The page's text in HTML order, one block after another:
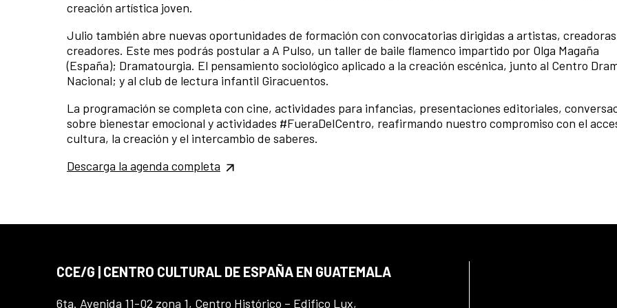
creación artística joven.
Julio también abre nuevas oportunidades de formación con convocatorias dirigidas a artistas,
creadores. Este mes podrás postular a A Pulso, un taller de baile flamenco impartido por Olga Magaña
(España); Dramatourgia. El pensamiento sociológico aplicado a la creación escénica, junto al Centro
Nacional; y al club de lectura infantil Giracuentos.
La programación se completa con cine, actividades para infancias, presentaciones editoriales,
sobre bienestar emocional y actividades #FueraDelCentro, reafirmando nuestro compromiso con el
cultura, la creación y el intercambio de saberes.
Descarga la agenda completa
CCE/G | CENTRO CULTURAL DE ESPAÑA EN GUATEMALA
6ta. Avenida 11-02 zona 1, Centro Histórico – Edifico Lux,